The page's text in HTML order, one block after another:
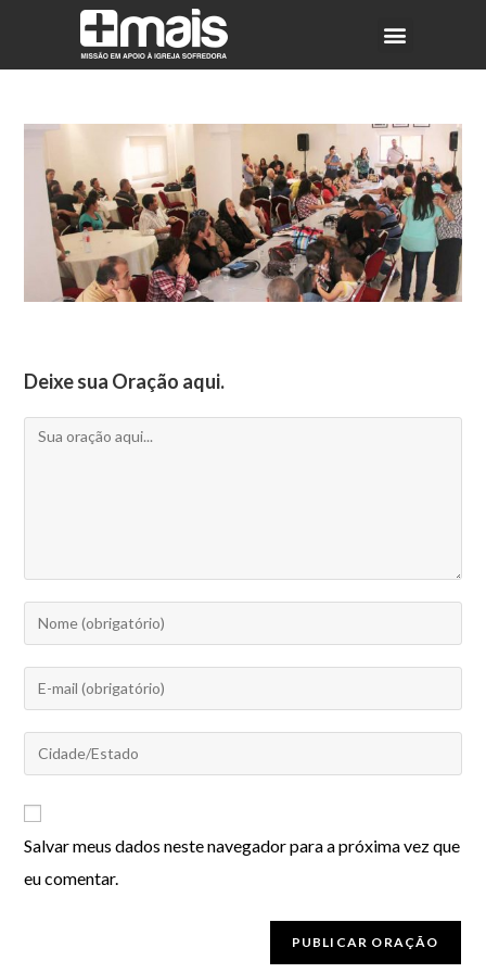
Deixe sua Oração aqui.
Salvar meus dados neste navegador para a próxima vez que
eu comentar.